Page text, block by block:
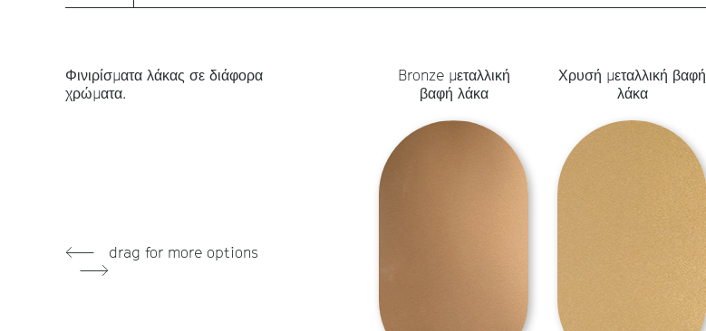
Φινιρίσματα λάκας σε διάφορα
χρώματα.
drag for more options
Bronze μεταλλική
βαφή λάκα
Χρυσή μεταλλική βαφή
λάκα